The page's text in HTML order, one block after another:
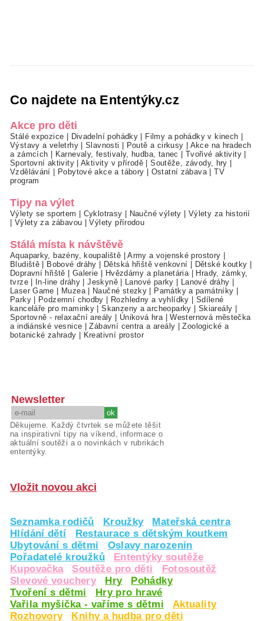
Co najdete na Ententýky.cz
Akce pro děti
Stálé expozice Divadelní pohádky Filmy a pohádky v kinech
Výstavy a veletrhy|Slavnosti Poutě a cirkusy
Akce na hradech
a zámcích
Karnevaly, festivaly, hudba, tanec Tvořivé aktivity
Sportovní aktivity|Aktivity v přírodě |Soutěže, závody, hry
Vzdělávání
Pobytové akce a tábory Ostatní zábava |TV
program
Tipy na výlet
Výlety se sportem Cyklotrasy Naučné výlety
Výlety za historií
Výlety za zábavou |Výlety přírodou
Stálá místa k návštěvě
Aquaparky, bazény, koupaliště |Army a vojenské prostory
Bludiště
Bobové dráhy Dětská hřiště venkovní Dětské koutky
Dopravní hřiště
Galerie Hvězdárny a planetária
Hrady, zámky,
tvrze| In-line dráhy |Jeskyně| Lanové parky Lanové dráhy
Laser Game
Muzea| Naučné stezky Památky a památníky
Parky| Podzemní chodby Rozhledny a vyhlídky
Sdílené
kanceláře pro maminky |Skanzeny a archeoparky Skiareály
Sportovně - relaxační areály
Úniková hra |Westernová městečka
a indiánské vesnice |Zábavní centra a areály |Zoologické a
botanické zahrady
Kreativní prostor
Newsletter
Děkujeme. Každý čtvrtek se můžete těšit
na inspirativní tipy na víkend, informace o
aktuální soutěži a o novinkách v rubrikách
ententýky.
Vložit novou akci
Seznamka rodičů Kroužky
Mateřská centra
Hlídání dětí
Restaurace s dětským koutkem
Ubytování s dětmi
Oslavy narozenin
Pořadatelé kroužků
Ententýky soutěže
Kupovačka
Soutěže pro děti
Fotosoutěž
Slevové vouchery
Hry
Pohádky
Tvoření s dětmi
Hry pro hravé
Vařila myšička - vaříme s dětmi
Aktuality
Rozhovory
Knihy a hudba pro děti